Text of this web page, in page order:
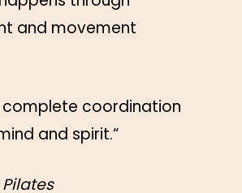
and movement
complete coordination
and spirit.“